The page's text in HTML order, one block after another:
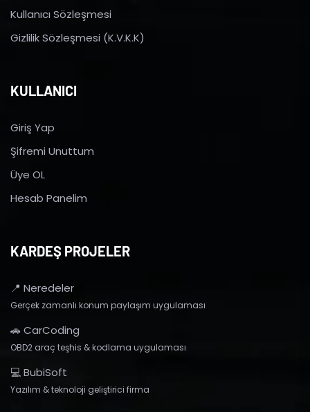
Kullanıcı Sözleşmesi
Gizlilik Sözleşmesi (K.V.K.K)
KULLANICI
Giriş Yap
Şifremi Unuttum
Üye OL
Hesab Panelim
KARDEŞ PROJELER
📍 Neredeler
Gerçek zamanlı konum paylaşım uygulaması
🚗 CarCoding
OBD2 araç teşhis & kodlama uygulaması
💻 BubiSoft
Yazılım & teknoloji geliştirici firma